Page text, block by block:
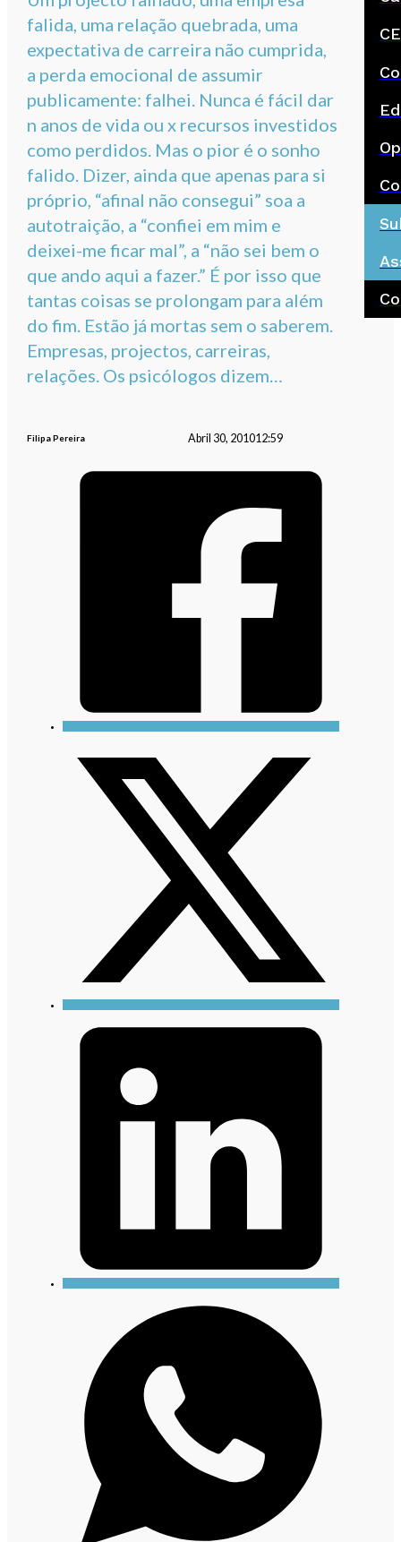
falida, uma relação quebrada, uma
expectativa de carreira não cumprida,
a perda emocional de assumir
publicamente: falhei. Nunca é fácil dar
n anos de vida ou x recursos investidos
como perdidos. Mas o pior é o sonho
falido. Dizer, ainda que apenas para si
próprio, “afinal não consegui” soa a
autotraição, a “confiei em mim e
deixei-me ficar mal”, a “não sei bem o
que ando aqui a fazer.” É por isso que
tantas coisas se prolongam para além
do fim. Estão já mortas sem o saberem.
Empresas, projectos, carreiras,
relações. Os psicólogos dizem…
Filipa Pereira Abril 30, 201012:59